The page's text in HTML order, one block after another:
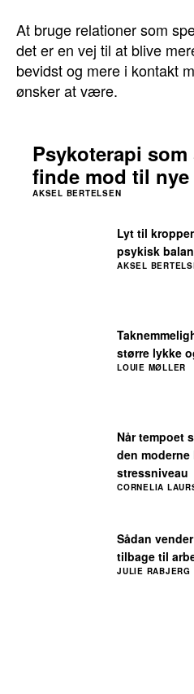
At bruge relationer som
det er en vej til at blive
bevidst og mere i kontakt
ønsker at være.
Sådan
tilbage til
JULIE RABJERG
Når tempoet
den
stressniveau
CORNELIA
større lykke
LOUIE MØLLER
Lyt til
psykisk
AKSEL
Psykoterapi
finde mod til nye
AKSEL BERTELSEN